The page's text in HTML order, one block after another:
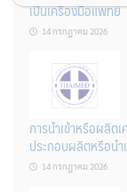
เป็นเครื่องมือแพทย์
14 กรกฎาคม 2026
การนำเข้าหรือผลิต
ประกอบผลิตหรือนำ
14 กรกฎาคม 2026